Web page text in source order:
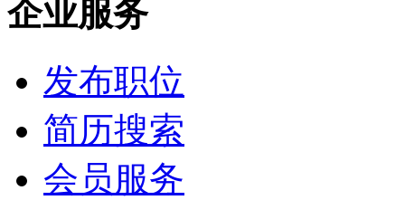
企业服务
发布职位
简历搜索
会员服务